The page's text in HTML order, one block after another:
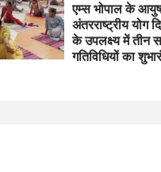
एम्स भोपाल के आयुष
अंतरराष्ट्रीय योग
के उपलक्ष्य में तीन
गतिविधियों का